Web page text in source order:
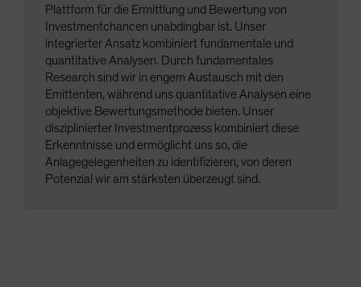
Plattform für die Ermittlung und Bewertung von
Investmentchancen unabdingbar ist. Unser
integrierter Ansatz kombiniert fundamentale und
quantitative Analysen. Durch fundamentales
Research sind wir in engem Austausch mit den
Emittenten, während uns quantitative Analysen eine
objektive Bewertungsmethode bieten. Unser
disziplinierter Investmentprozess kombiniert diese
Erkenntnisse und ermöglicht uns so, die
Anlagegelegenheiten zu identifizieren, von deren
Potenzial wir am stärksten überzeugt sind.